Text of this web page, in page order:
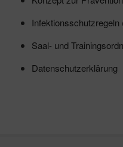
Infektionsschutzregeln
Saal- und
Datenschutzerklärung